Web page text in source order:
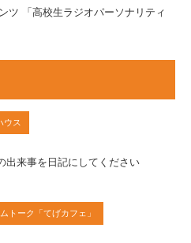
ツ 「高校生ラジオパーソナリティ
ウス
出来事を日記にしてください
トーク「てげカフェ」